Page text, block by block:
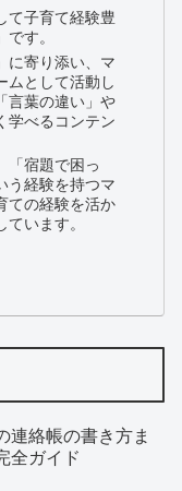
て子育て経験豊
す。
に寄り添い、マ
ムとして活動し
言葉の違い」や
学べるコンテン
「宿題で困っ
う経験を持つマ
ての経験を活か
います。
連絡帳の書き方ま
全ガイド